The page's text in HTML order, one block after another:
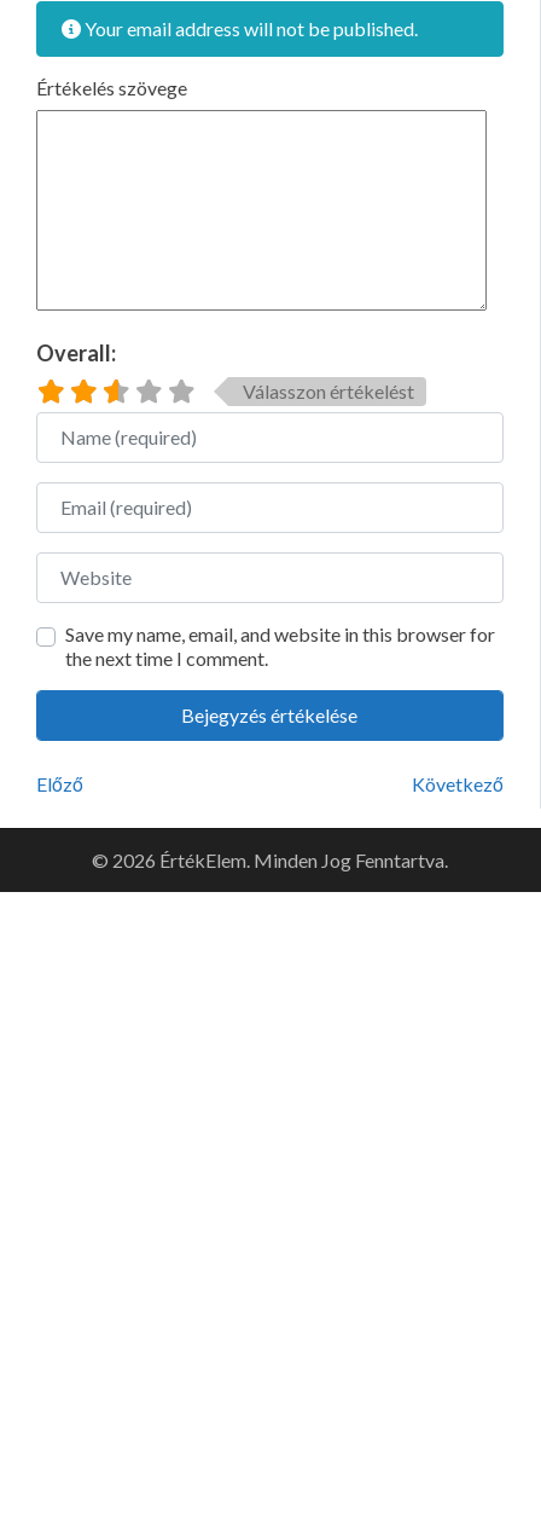
Your email address will not be published.
Értékelés szövege
Overall:
Válasszon értékelést
Name
Email
Website
Save my name, email, and website in this browser for
the next time I comment.
Előző Következő
© 2026 ÉrtékElem. Minden Jog Fenntartva.